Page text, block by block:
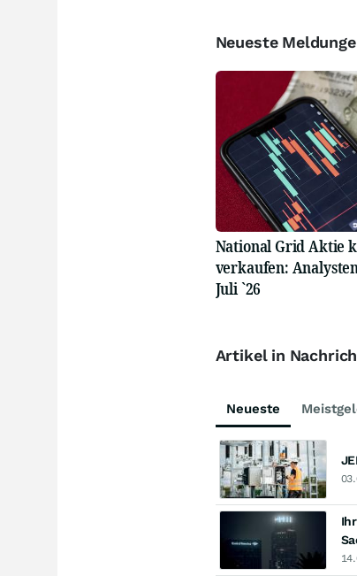
Neueste
National Grid Aktie
verkaufen:
Juli `26
Artikel in
Neueste